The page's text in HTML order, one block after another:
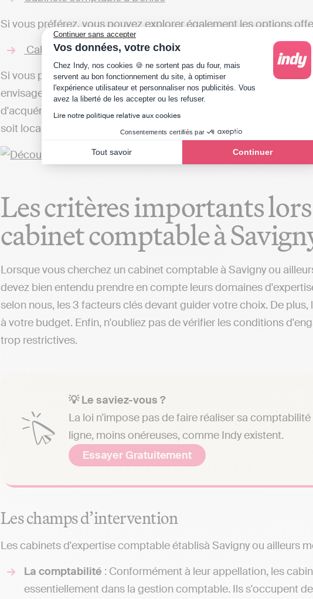
Continuer sans accepter
Vos données, votre choix
Plateforme de Gestion du Consentement :
Chez Indy, nos cookies 🍪 ne sortent pas du four, mais
servent au bon fonctionnement du site, à optimiser
l'expérience utilisateur et personnaliser nos publicités. Vous
avez la liberté de les accepter ou les refuser.
Lire notre politique relative aux cookies
Consentements certifiés par
Tout savoir Continuer
Axeptio consent
Si vous préférez, vous pouvez explorer également les options
Cabinets comptable dans le Rhône
Si vous préférez avoir une autonomie totale dans la gestion de
envisageables, telles d'Indy. Ces solutions vous permettent de
d'acquérir une indépendance dans la gestion comptable, une
soit localisé aux environs de Savigny ou dans d'autres villes), qui
Les critères importants
cabinet comptable à
Lorsque vous cherchez un cabinet comptable à Savigny ou
devez bien entendu prendre en compte leurs domaines
selon nous, les 3 facteurs clés devant guider votre choix. De
à votre budget. Enfin, n'oubliez pas de vérifier les conditions
trop restrictives.
💡 Le saviez-vous ?
La loi n'impose pas de faire réaliser sa
ligne, moins onéreuses, comme Indy existent.
Essayer Gratuitement
Les champs d’intervention
Les cabinets d'expertise comptable établisà Savigny ou ailleurs
La comptabilité : Conformément à leur appellation, les
essentiellement dans la gestion comptable. Ils s'occupent